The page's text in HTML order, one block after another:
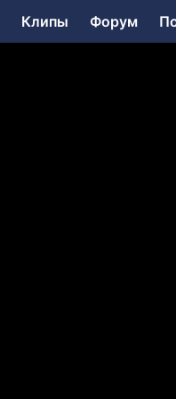
Клипы Форум